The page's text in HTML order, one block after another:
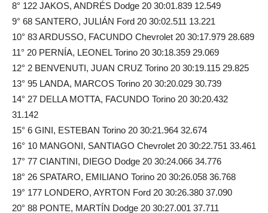
8° 122 JAKOS, ANDRÉS Dodge 20 30:01.839 12.549
9° 68 SANTERO, JULIÁN Ford 20 30:02.511 13.221
10° 83 ARDUSSO, FACUNDO Chevrolet 20 30:17.979 28.689
11° 20 PERNÍA, LEONEL Torino 20 30:18.359 29.069
12° 2 BENVENUTI, JUAN CRUZ Torino 20 30:19.115 29.825
13° 95 LANDA, MARCOS Torino 20 30:20.029 30.739
14° 27 DELLA MOTTA, FACUNDO Torino 20 30:20.432
31.142
15° 6 GINI, ESTEBAN Torino 20 30:21.964 32.674
16° 10 MANGONI, SANTIAGO Chevrolet 20 30:22.751 33.461
17° 77 CIANTINI, DIEGO Dodge 20 30:24.066 34.776
18° 26 SPATARO, EMILIANO Torino 20 30:26.058 36.768
19° 177 LONDERO, AYRTON Ford 20 30:26.380 37.090
20° 88 PONTE, MARTÍN Dodge 20 30:27.001 37.711